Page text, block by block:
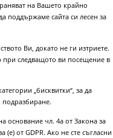
на Вашето крайно
поддържаме сайта си лесен за
Ви, докато не ги изтриете.
при следващото ви посещение в
„бисквитки“, за да
подразбиране.
основание чл. 4а от Закона за
(е) от GDPR. Ако не сте съгласни